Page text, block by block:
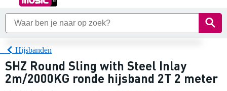
Hijsbanden
SHZ Round Sling with Steel Inlay
2m/2000KG ronde hijsband 2T 2 meter